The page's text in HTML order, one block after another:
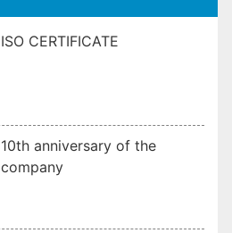
ISO CERTIFICATE
10th anniversary of the
company